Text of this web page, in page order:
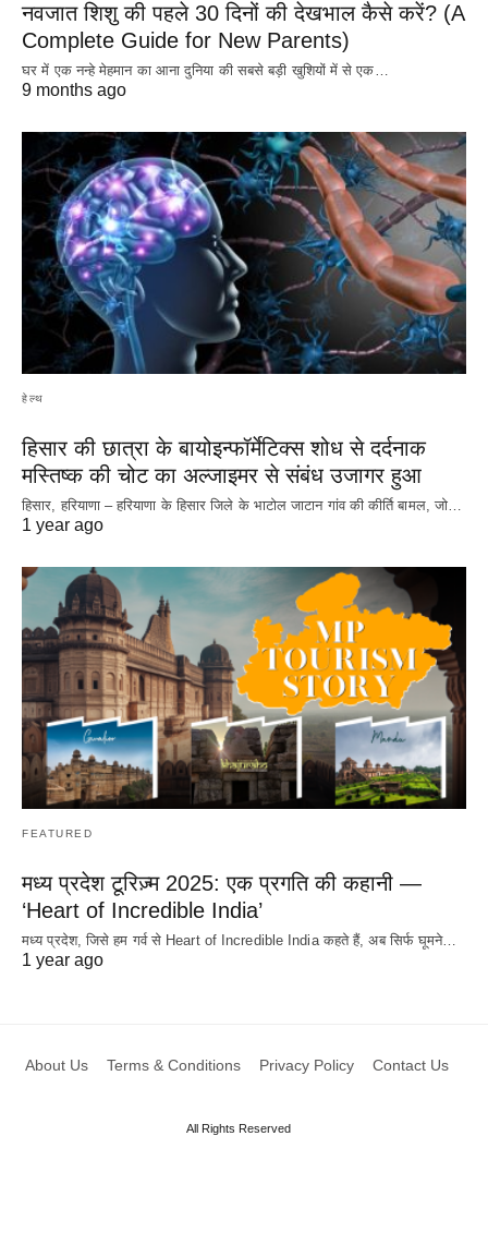
नवजात शिशु की पहले 30 दिनों की देखभाल कैसे करें? (A
Complete Guide for New Parents)
घर में एक नन्हे मेहमान का आना दुनिया की सबसे बड़ी खुशियों में से एक…
9 months ago
हेल्थ
हिसार की छात्रा के बायोइन्फॉर्मेटिक्स शोध से दर्दनाक
मस्तिष्क की चोट का अल्जाइमर से संबंध उजागर हुआ
हिसार, हरियाणा – हरियाणा के हिसार जिले के भाटोल जाटान गांव की कीर्ति बामल, जो…
1 year ago
FEATURED
मध्य प्रदेश टूरिज़्म 2025: एक प्रगति की कहानी —
‘Heart of Incredible India’
मध्य प्रदेश, जिसे हम गर्व से Heart of Incredible India कहते हैं, अब सिर्फ घूमने…
1 year ago
About Us Terms & Conditions Privacy Policy Contact Us
All Rights Reserved